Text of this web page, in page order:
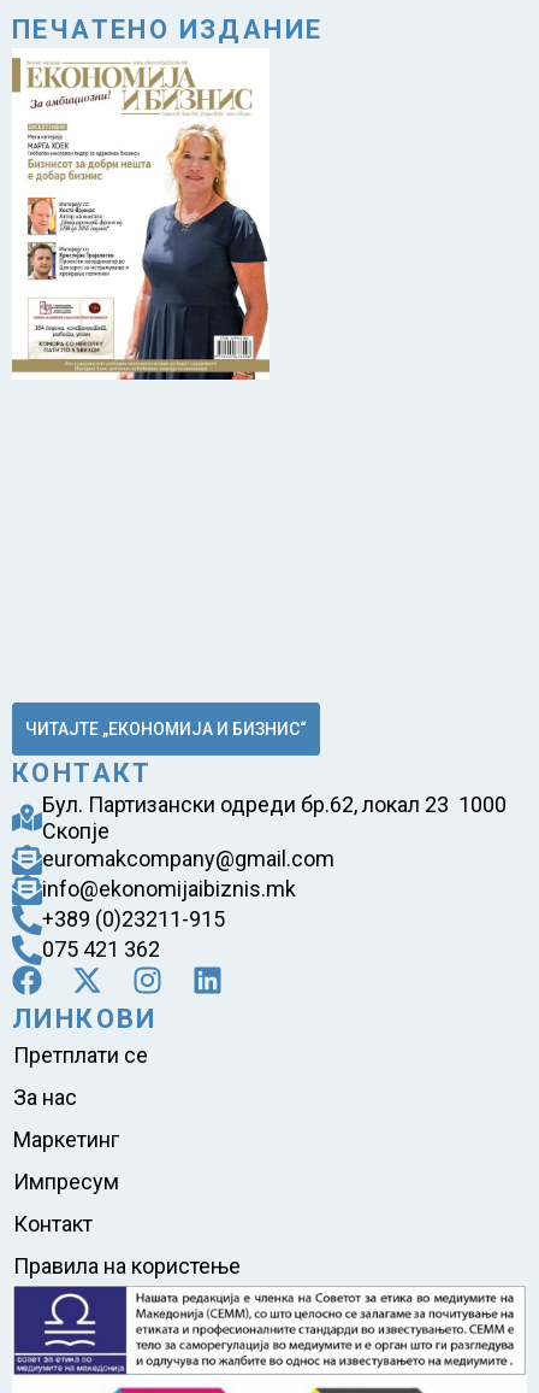
ПЕЧАТЕНО ИЗДАНИЕ
ЧИТАЈТЕ „ЕКОНОМИЈА И БИЗНИС“
КОНТАКТ
Бул. Партизански одреди бр.62, локал 23 1000
Скопје
euromakcompany@gmail.com
info@ekonomijaibiznis.mk
+389 (0)23211-915
075 421 362
ЛИНКОВИ
Претплати се
За нас
Маркетинг
Импресум
Контакт
Правила на користење